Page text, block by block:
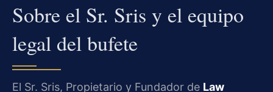
Sobre el Sr. Sris y el equipo
legal del bufete
El Sr. Sris, Propietario y Fundador de Law